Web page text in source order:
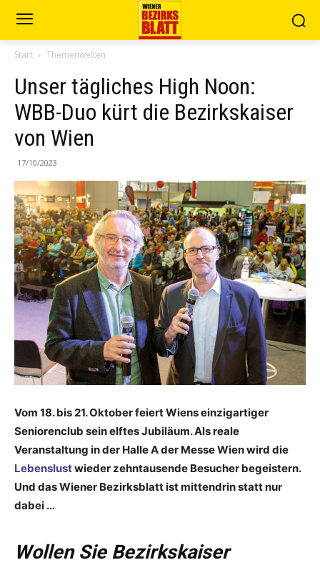
Start Themenwelten
Unser tägliches High Noon:
WBB-Duo kürt die Bezirkskaiser
von Wien
17/10/2023
Vom 18. bis 21. Oktober feiert Wiens einzigartiger
Seniorenclub sein elftes Jubiläum. Als reale
Veranstaltung in der Halle A der Messe Wien wird die
Lebenslustwieder zehntausende Besucher begeistern.
Und das Wiener Bezirksblatt ist mittendrin statt nur
dabei …
Wollen Sie Bezirkskaiser